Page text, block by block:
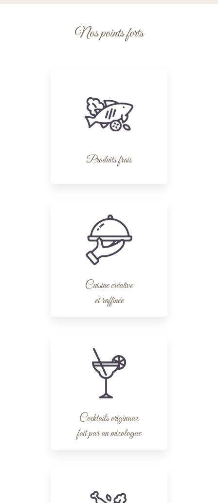
Nos points forts
Produits frais
Cuisine créative
et raffinée
Cocktails originaux
fait par un mixologue